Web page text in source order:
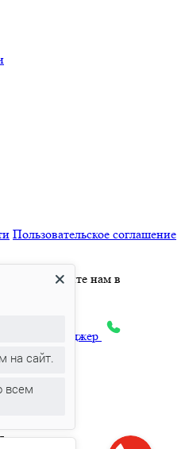
Пользовательское соглашение
напишите нам в
на сайт.
всем